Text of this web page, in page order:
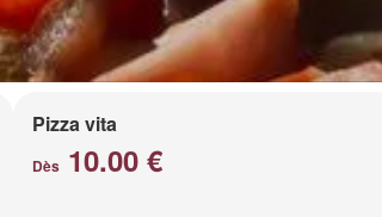
Pizza vita
Dès 10.00 €